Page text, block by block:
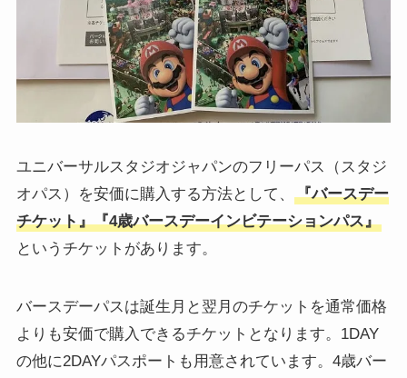
ユニバーサルスタジオジャパンのフリーパス（スタジ
オパス）を安価に購入する方法として、
『バースデー
チケット』『4歳バースデーインビテーションパス』
というチケットがあります。
バースデーパスは誕生月と翌月のチケットを通常価格
よりも安価で購入できるチケットとなります。1DAY
の他に2DAYパスポートも用意されています。4歳バー